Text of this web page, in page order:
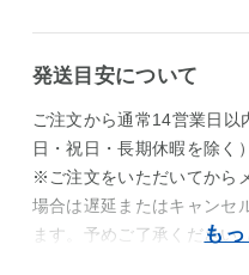
発送目安について
ご注文から通常14営業日以
日・祝日・長期休暇を除く）
※ご注文をいただいてから
場合は遅延またはキャンセ
ます。予めご了承ください